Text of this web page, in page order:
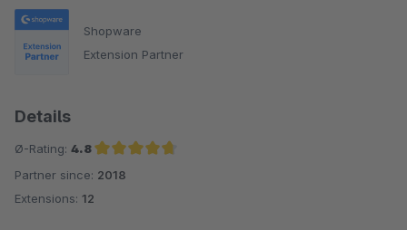
Shopware
Extension Partner
Details
Ø-Rating: 4.8
Average rating of 4.8 out of 5 stars
Partner since: 2018
Extensions: 12